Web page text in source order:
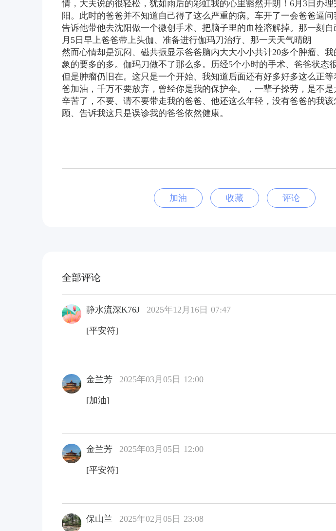
情，大夫说的很轻松，犹如雨后的彩虹我的心里豁然开朗！6月3日办
阳。此时的爸爸并不知道自己得了这么严重的病。车开了一会爸爸逼
告诉他带他去沈阳做一个微创手术、把脑子里的血栓溶解掉。那一刻
月5日早上爸爸带上头伽、准备进行伽玛刀治疗、那一天天气晴朗
然而心情却是沉闷、磁共振显示爸爸脑内大大小小共计20多个肿瘤、
象的要多的多。伽玛刀做不了那么多。历经5个小时的手术、爸爸状态
但是肿瘤仍旧在。这只是一个开始、我知道后面还有好多好多这么正
爸加油，千万不要放弃，曾经你是我的保护伞。，一辈子操劳，是不
辛苦了，不要、请不要带走我的爸爸、他还这么年轻，没有爸爸的我
顾、告诉我这只是误诊我的爸爸依然健康。
加油 收藏 评论
全部评论
静水流深K76J 2025年12月16日 07:47
[平安符]
金兰芳 2025年03月05日 12:00
[加油]
金兰芳 2025年03月05日 12:00
[平安符]
保山兰 2025年02月05日 23:08